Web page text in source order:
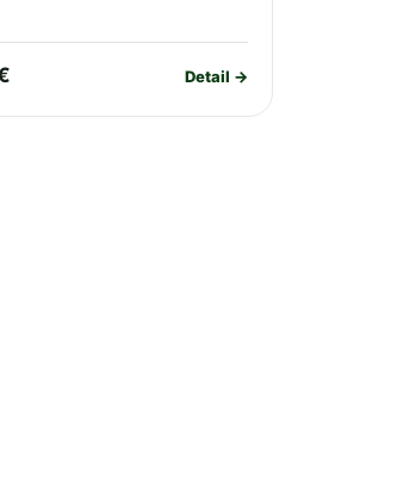
Detail →